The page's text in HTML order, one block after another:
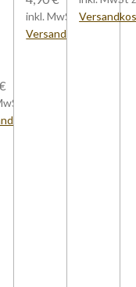
zzgl.
inkl. MwSt zzgl.
Versandkosten